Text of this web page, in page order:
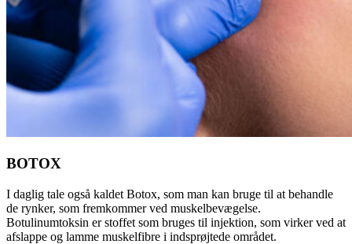
BOTOX
I daglig tale også kaldet Botox, som man kan bruge til at behandle
de rynker, som fremkommer ved muskelbevægelse.
Botulinumtoksin er stoffet som bruges til injektion, som virker ved at
afslappe og lamme muskelfibre i indsprøjtede området.